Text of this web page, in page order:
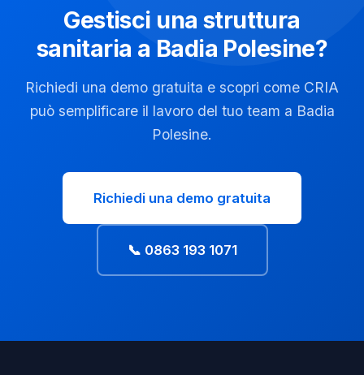
Gestisci una struttura
sanitaria a Badia Polesine?
Richiedi una demo gratuita e scopri come CRIA
può semplificare il lavoro del tuo team a Badia
Polesine.
Richiedi una demo gratuita
📞 0863 193 1071